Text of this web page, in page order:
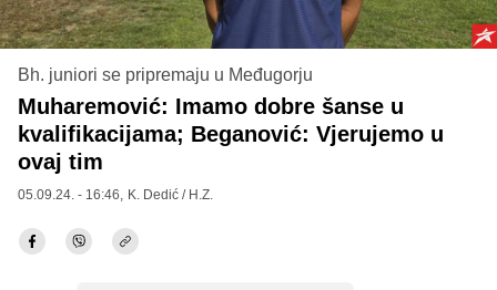
Bh. juniori se pripremaju u Međugorju
Muharemović: Imamo dobre šanse u
kvalifikacijama; Beganović: Vjerujemo u
ovaj tim
05.09.24. - 16:46, K. Dedić / H.Z.